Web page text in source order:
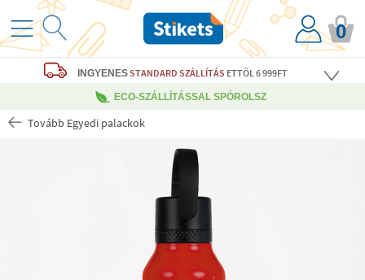
0
INGYENESSTANDARD SZÁLLÍTÁS ETTŐL 6 999FT
ECO-SZÁLLÍTÁSSAL SPÓROLSZ
Tovább Egyedi palackok